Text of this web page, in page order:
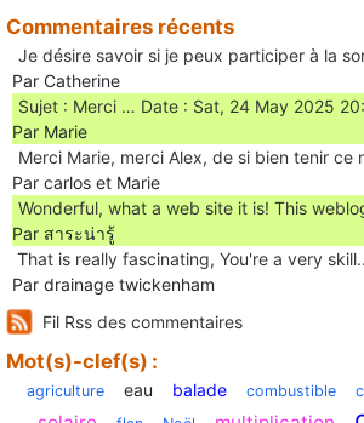
Commentaires récents
Je désire savoir si je peux participer à la
Par Catherine
Sujet : Merci … Date : Sat, 24 May 2025
Par Marie
Merci Marie, merci Alex, de si bien tenir ce
Par carlos et Marie
Wonderful, what a web site it is! This
Par สาระน่ารู้
Ꭲhat is really fascinating, You'rе a very
Par drainage twickenham
Fil Rss des commentaires
Mot(s)-clef(s) :
agriculture eau balade combustible